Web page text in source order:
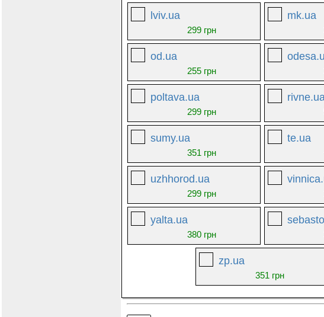
lviv.ua
299 грн
mk.ua
od.ua
255 грн
poltava.ua
299 грн
sumy.ua
351 грн
te.ua
uzhhorod.ua
299 грн
yalta.ua
380 грн
zp.ua
351 грн